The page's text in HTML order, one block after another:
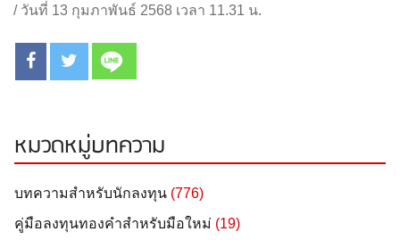
/ วันที่ 13 กุมภาพันธ์ 2568 เวลา 11.31 น.
หมวดหมู่บทความ
บทความสำหรับนักลงทุน (776)
คู่มือลงทุนทองคำสำหรับมือใหม่ (19)